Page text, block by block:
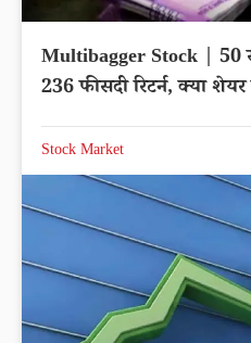
Multibagger Stock | 50
236 फीसदी रिटर्न, क्या
Stock Market